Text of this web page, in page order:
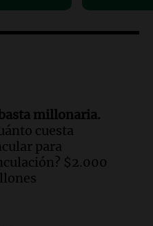
millonaria.
cuesta
para
$2.000